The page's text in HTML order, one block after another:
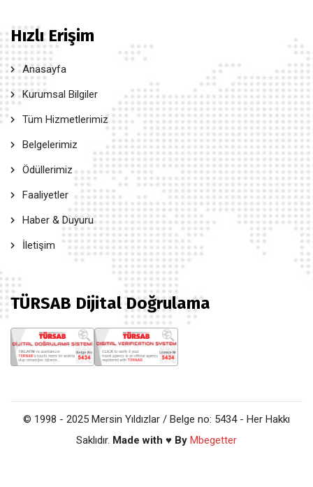
Hızlı Erişim
Anasayfa
Kurumsal Bilgiler
Tüm Hizmetlerimiz
Belgelerimiz
Ödüllerimiz
Faaliyetler
Haber & Duyuru
İletişim
TÜRSAB Dijital Doğrulama
© 1998 - 2025 Mersin Yıldızlar / Belge no: 5434 - Her Hakkı
Saklıdır. Made with ♥ By Mbegetter